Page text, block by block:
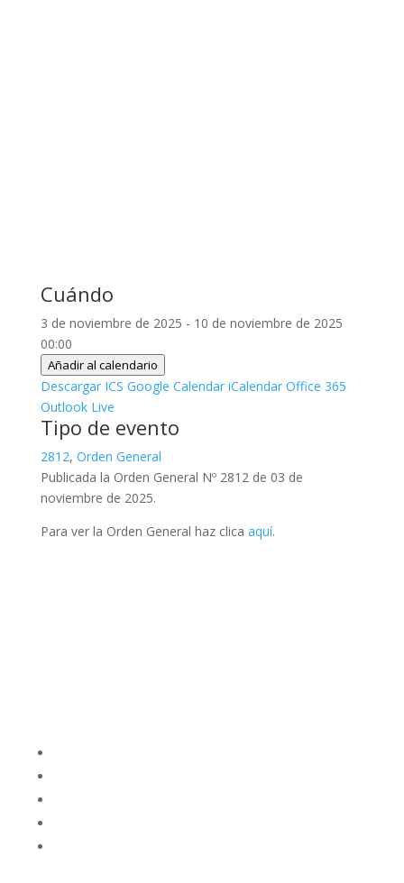
Cuándo
3 de noviembre de 2025 - 10 de noviembre de 2025
00:00
Añadir al calendario
Descargar ICS Google Calendar iCalendar Office 365
Outlook Live
Tipo de evento
2812, Orden General
Publicada la Orden General Nº 2812 de 03 de
noviembre de 2025.
Para ver la Orden General haz clica aquí.